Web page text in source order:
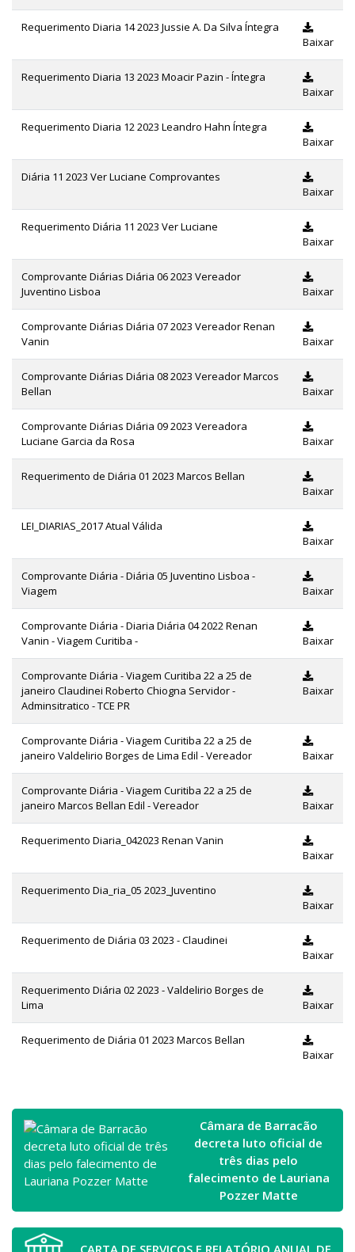
Requerimento Diaria 14 2023 Jussie A. Da Silva Íntegra
Baixar
Requerimento Diaria 13 2023 Moacir Pazin - Íntegra
Baixar
Requerimento Diaria 12 2023 Leandro Hahn Íntegra
Baixar
Diária 11 2023 Ver Luciane Comprovantes
Baixar
Requerimento Diária 11 2023 Ver Luciane
Baixar
Comprovante Diárias Diária 06 2023 Vereador
Juventino Lisboa
Baixar
Comprovante Diárias Diária 07 2023 Vereador Renan
Vanin
Baixar
Comprovante Diárias Diária 08 2023 Vereador Marcos
Bellan
Baixar
Comprovante Diárias Diária 09 2023 Vereadora
Luciane Garcia da Rosa
Baixar
Requerimento de Diária 01 2023 Marcos Bellan
Baixar
LEI_DIARIAS_2017 Atual Válida
Baixar
Comprovante Diária - Diária 05 Juventino Lisboa -
Viagem
Baixar
Comprovante Diária - Diaria Diária 04 2022 Renan
Vanin - Viagem Curitiba -
Baixar
Comprovante Diária - Viagem Curitiba 22 a 25 de
janeiro Claudinei Roberto Chiogna Servidor -
Adminsitratico - TCE PR
Baixar
Comprovante Diária - Viagem Curitiba 22 a 25 de
janeiro Valdelirio Borges de Lima Edil - Vereador
Baixar
Comprovante Diária - Viagem Curitiba 22 a 25 de
janeiro Marcos Bellan Edil - Vereador
Baixar
Requerimento Diaria_042023 Renan Vanin
Baixar
Requerimento Dia_ria_05 2023_Juventino
Baixar
Requerimento de Diária 03 2023 - Claudinei
Baixar
Requerimento Diária 02 2023 - Valdelirio Borges de
Lima
Baixar
Requerimento de Diária 01 2023 Marcos Bellan
Baixar
Câmara de Barracão
decreta luto oficial de
três dias pelo
falecimento de Lauriana
Pozzer Matte
CARTA DE SERVIÇOS E RELATÓRIO ANUAL DE